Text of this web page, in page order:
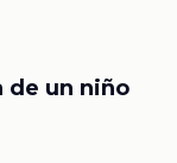
de un niño